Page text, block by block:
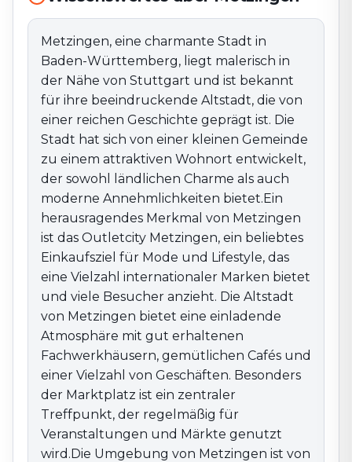
Annehmlichkeiten bietet.Ein herausragendes Merkmal
von Metzingen ist das Outletcity Metzingen, ein
beliebtes Einkaufsziel für Mode und Lifestyle, das eine
Vielzahl internationaler Marken bietet und viele
Besucher anzieht. Die Altstadt von Metzingen bietet
eine einladende Atmosphäre mit gut erhaltenen
Fachwerkhäusern, gemütlichen Cafés und einer
Vielzahl von Geschäften. Besonders der Marktplatz ist
ein zentraler Treffpunkt, der regelmäßig für
Veranstaltungen und Märkte genutzt wird.Die
Umgebung von Metzingen ist von einer reizvollen
Natur geprägt und bietet zahlreiche Möglichkeiten für
Outdoor-Aktivitäten. Wander- und Radwege führen
durch die schöne Landschaft des Schwäbischen
Waldes und die nahegelegenen Weinberge. Mit ihrer
Kombination aus historischer Schönheit, kultureller
Vielfalt und naturnaher Erholung ist Metzingen ein
attraktives Ziel für alle, die die Vorzüge dieser Region
genießen möchten.
Metzingen, eine charmante Stadt in
Baden-Württemberg, liegt malerisch in
der Nähe von Stuttgart und ist bekannt
für ihre beeindruckende Altstadt, die von
einer reichen Geschichte geprägt ist. Die
Stadt hat sich von einer kleinen Gemeinde
zu einem attraktiven Wohnort entwickelt,
der sowohl ländlichen Charme als auch
moderne Annehmlichkeiten bietet.Ein
herausragendes Merkmal von Metzingen
ist das Outletcity Metzingen, ein beliebtes
Einkaufsziel für Mode und Lifestyle, das
eine Vielzahl internationaler Marken bietet
und viele Besucher anzieht. Die Altstadt
von Metzingen bietet eine einladende
Atmosphäre mit gut erhaltenen
Fachwerkhäusern, gemütlichen Cafés und
einer Vielzahl von Geschäften. Besonders
der Marktplatz ist ein zentraler
Treffpunkt, der regelmäßig für
Veranstaltungen und Märkte genutzt
wird.Die Umgebung von Metzingen ist von